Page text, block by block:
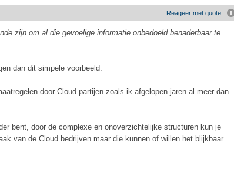
Reageer met quote
zijn om al die gevoelige informatie onbedoeld benaderbaar te
dan dit simpele voorbeeld.
door Cloud partijen zoals ik afgelopen jaren al meer dan
bent, door de complexe en onoverzichtelijke structuren kun je
van de Cloud bedrijven maar die kunnen of willen het blijkbaar